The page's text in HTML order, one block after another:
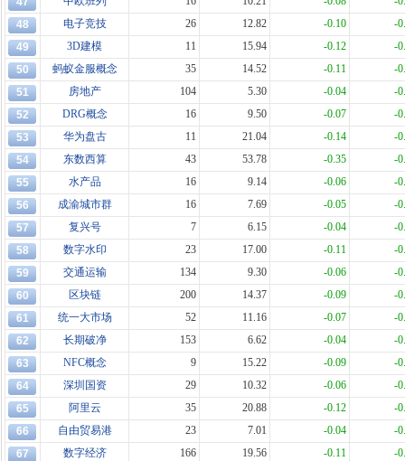
48
电子竞技 26 12.82 -0.10
-
49
3D建模 11 15.94 -0.12
-
50
蚂蚁金服概念 35 14.52 -0.11
-
51
房地产 104 5.30 -0.04
-
52
DRG概念 16 9.50 -0.07
-
53
华为盘古 11 21.04 -0.14
-
54
东数西算 43 53.78 -0.35
-
55
水产品 16 9.14 -0.06
-
56
成渝城市群 16 7.69 -0.05
-
57
复兴号 7 6.15 -0.04
-
58
数字水印 23 17.00 -0.11
-
59
交通运输 134 9.30 -0.06
-
60
区块链 200 14.37 -0.09
-
61
统一大市场 52 11.16 -0.07
-
62
长期破净 153 6.62 -0.04
-
63
NFC概念 9 15.22 -0.09
-
64
深圳国资 29 10.32 -0.06
-
65
阿里云 35 20.88 -0.12
-
66
自由贸易港 23 7.01 -0.04
-
67
数字经济 166 19.56 -0.11
-